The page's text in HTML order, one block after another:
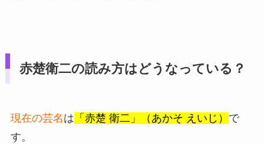
赤楚衛二の読み方はどうなっている？
現在の芸名 は 「赤楚 衛二」（あかそ えいじ） で
す。